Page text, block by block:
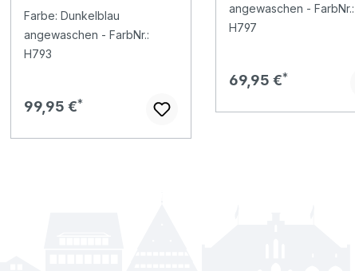
Farbe: Dunkelblau
angewaschen - FarbNr.:
H793
Regulärer Preis:
99,95 €
angewaschen - FarbNr.:
H797
Regulärer Preis:
69,95 €